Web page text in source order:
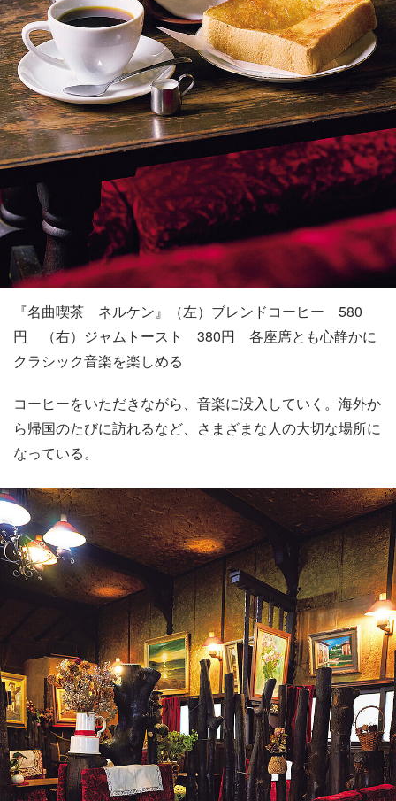
『名曲喫茶 ネルケン』（左）ブレンドコーヒー 580
円 （右）ジャムトースト 380円 各座席とも心静かに
クラシック音楽を楽しめる
コーヒーをいただきながら、音楽に没入していく。海外か
ら帰国のたびに訪れるなど、さまざまな人の大切な場所に
なっている。